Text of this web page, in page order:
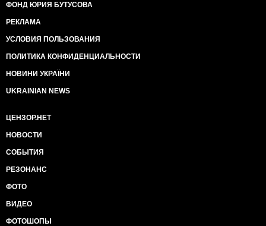
ФОНД ЮРИЯ БУТУСОВА
РЕКЛАМА
УСЛОВИЯ ПОЛЬЗОВАНИЯ
ПОЛИТИКА КОНФИДЕНЦИАЛЬНОСТИ
НОВИНИ УКРАЇНИ
UKRAINIAN NEWS
ЦЕНЗОР.НЕТ
НОВОСТИ
СОБЫТИЯ
РЕЗОНАНС
ФОТО
ВИДЕО
ФОТОШОПЫ